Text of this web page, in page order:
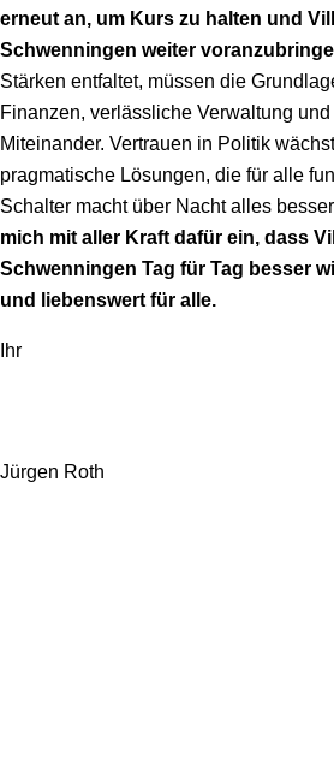
erneut an, um Kurs zu halten und
Schwenningen weiter
Stärken entfaltet, müssen die
Finanzen, verlässliche Verwaltung
Miteinander. Vertrauen in Politik
pragmatische Lösungen, die für alle
Schalter macht über Nacht alles
mich mit aller Kraft dafür ein, dass
Schwenningen Tag für Tag besser
und liebenswert für alle.
Ihr
Jürgen Roth